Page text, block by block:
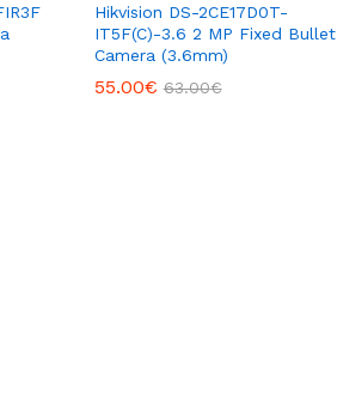
Hikvision DS-2CE17D0T-
IT5F(C)-3.6 2 MP Fixed Bullet
Camera (3.6mm)
55.00€ 63.00€